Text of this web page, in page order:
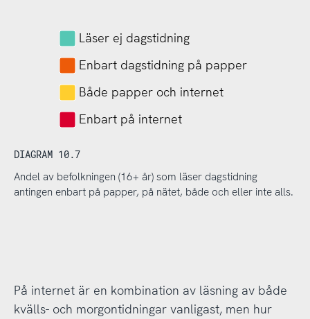
Läser ej dagstidning
Enbart dagstidning på papper
Både papper och internet
Enbart på internet
DIAGRAM 10.7
Andel av befolkningen (16+ år) som läser dagstidning
antingen enbart på papper, på nätet, både och eller inte alls.
På internet är en kombination av läsning av både
kvälls- och morgontidningar vanligast, men hur